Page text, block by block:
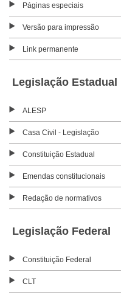
Páginas especiais
Versão para impressão
Link permanente
Legislação Estadual
ALESP
Casa Civil - Legislação
Constituição Estadual
Emendas constitucionais
Redação de normativos
Legislação Federal
Constituição Federal
CLT